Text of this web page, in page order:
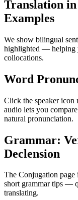
Translation in
Examples
We show bilingual
highlighted — helping
collocations.
Word
Click the speaker icon
audio lets you
natural pronunciation.
Grammar:
Declension
The Conjugation page
short grammar tips —
translating.